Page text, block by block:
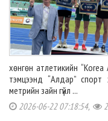
хөнгөн атлетикийн
тэмцээнд “Алдар”
метрийн зайн гүйл ...
2026-06-22 07:18:54,